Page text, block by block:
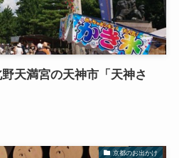
野天満宮の天神市「天神さ
京都のお出かけ